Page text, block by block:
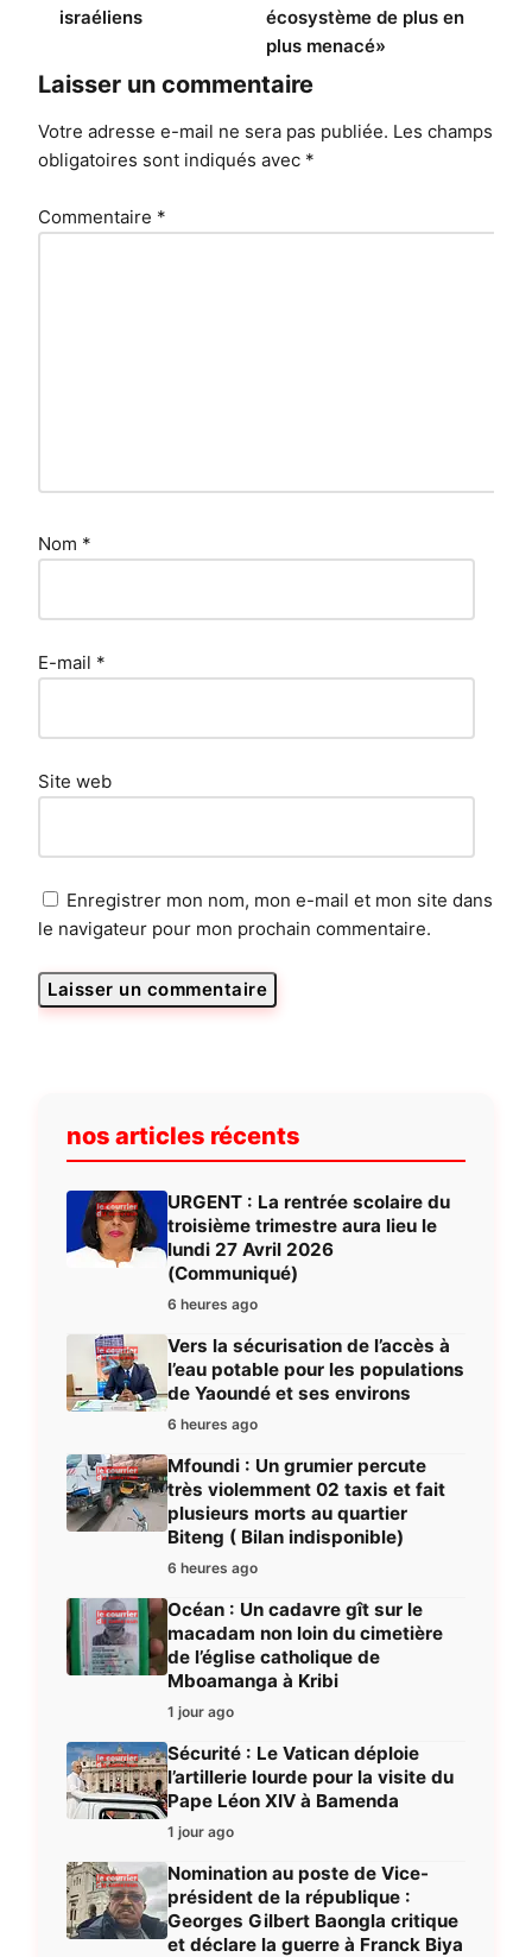
israéliens
écosystème de plus en
plus menacé»
Laisser un commentaire
Votre adresse e-mail ne sera pas publiée. Les champs
obligatoires sont indiqués avec *
Commentaire *
Nom *
E-mail *
Site web
Enregistrer mon nom, mon e-mail et mon site dans
le navigateur pour mon prochain commentaire.
nos articles récents
URGENT : La rentrée scolaire du
troisième trimestre aura lieu le
lundi 27 Avril 2026
(Communiqué)
6 heures ago
Vers la sécurisation de l’accès à
l’eau potable pour les populations
de Yaoundé et ses environs
6 heures ago
Mfoundi : Un grumier percute
très violemment 02 taxis et fait
plusieurs morts au quartier
Biteng ( Bilan indisponible)
6 heures ago
Océan : Un cadavre gît sur le
macadam non loin du cimetière
de l’église catholique de
Mboamanga à Kribi
1 jour ago
Sécurité : Le Vatican déploie
l’artillerie lourde pour la visite du
Pape Léon XIV à Bamenda
1 jour ago
Nomination au poste de Vice-
président de la république :
Georges Gilbert Baongla critique
et déclare la guerre à Franck Biya